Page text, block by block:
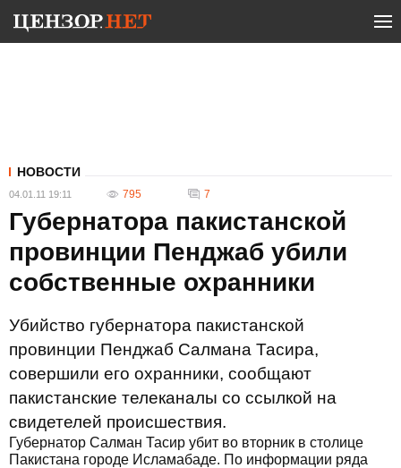
НОВОСТИ
04.01.11 19:11 795 7
Губернатора пакистанской
провинции Пенджаб убили
собственные охранники
Убийство губернатора пакистанской
провинции Пенджаб Салмана Тасира,
совершили его охранники, сообщают
пакистанские телеканалы со ссылкой на
свидетелей происшествия.
Губернатор Салман Тасир убит во вторник в столице
Пакистана городе Исламабаде. По информации ряда